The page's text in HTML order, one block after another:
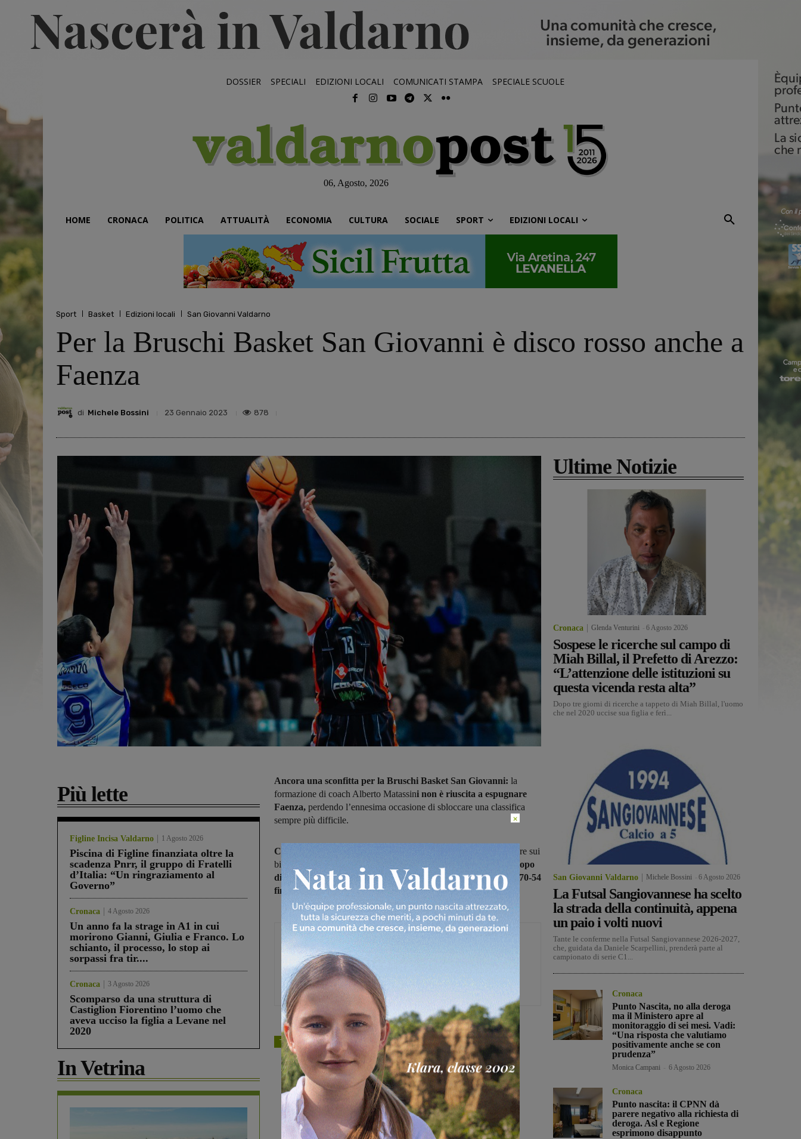
DOSSIER SPECIALI EDIZIONI LOCALI COMUNICATI STAMPA SPECIALE SCUOLE
06, Agosto, 2026
HOME CRONACA POLITICA ATTUALITÀ ECONOMIA CULTURA SOCIALE SPORT EDIZIONI LOCALI
Sport Basket Edizioni locali San Giovanni Valdarno
Per la Bruschi Basket San Giovanni è disco rosso anche a
Faenza
di Michele Bossini 23 Gennaio 2023 878
Più lette
Figline Incisa Valdarno 1 Agosto 2026
Piscina di Figline finanziata oltre la
scadenza Pnrr, il gruppo di Fratelli
d’Italia: “Un ringraziamento al
Governo”
Cronaca 4 Agosto 2026
Un anno fa la strage in A1 in cui
morirono Gianni, Giulia e Franco. Lo
schianto, il processo, lo stop ai
sorpassi fra tir....
Cronaca 3 Agosto 2026
Scomparso da una struttura di
Castiglion Fiorentino l’uomo che
aveva ucciso la figlia a Levane nel
2020
In Vetrina
Ancora una sconfitta per la Bruschi Basket San Giovanni: la
formazione di coach Alberto Matassini non è riuscita a espugnare
Faenza, perdendo l’ennesima occasione di sbloccare una classifica
sempre più difficile.
Contro le faentine
a incanalare sui
binari di casa l’incontro, rendendo di fatto già
chiusa la partita dopo
dieci minuti.Sono stati 43-31 e 57-46 gli altri parziali, prima del 70-54
finale.
Michele Bossini
TAGS basket
Share
Ultime Notizie
Cronaca Glenda Venturini 6 Agosto 2026
Sospese le ricerche sul campo di
Miah Billal, il Prefetto di Arezzo:
“L’attenzione delle istituzioni su
questa vicenda resta alta”
Dopo tre giorni di ricerche a tappeto di Miah Billal, l'uomo
che nel 2020 uccise sua figlia e ferì...
San Giovanni Valdarno Michele Bossini 6 Agosto 2026
La Futsal Sangiovannese ha scelto
la strada della continuità, appena
un paio i volti nuovi
Tante le conferme nella Futsal Sangiovannese 2026-2027,
che, guidata da Daniele Scarpellini, prenderà parte al
campionato di serie C1...
Cronaca
Punto Nascita, no alla deroga
ma il Ministero apre al
monitoraggio di sei mesi. Vadi:
“Una risposta che valutiamo
positivamente anche se con
prudenza”
Monica Campani 6 Agosto 2026
Cronaca
Punto nascita: il CPNN dà
parere negativo alla richiesta di
deroga. Asl e Regione
esprimono disappunto
×